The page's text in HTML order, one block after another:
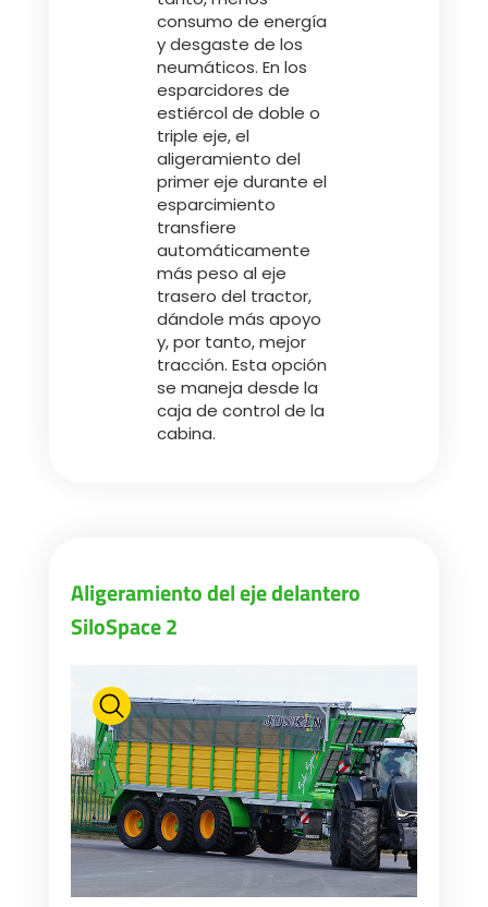
consumo de energía
y desgaste de los
neumáticos. En los
esparcidores de
estiércol de doble o
triple eje, el
aligeramiento del
primer eje durante el
esparcimiento
transfiere
automáticamente
más peso al eje
trasero del tractor,
dándole más apoyo
y, por tanto, mejor
tracción. Esta opción
se maneja desde la
caja de control de la
cabina.
Aligeramiento del eje delantero
SiloSpace 2